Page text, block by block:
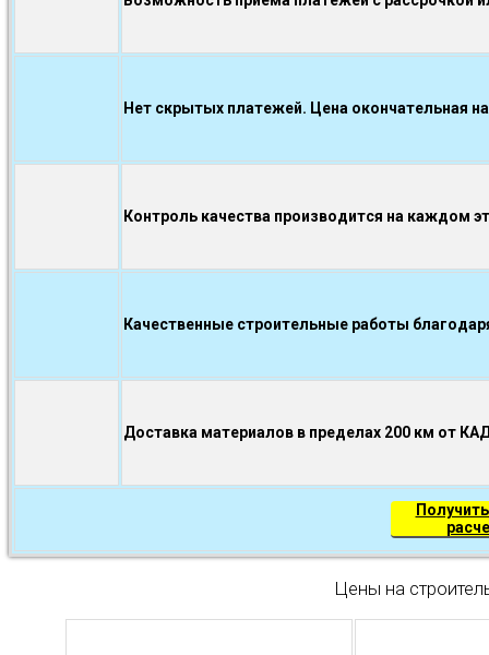
Нет скрытых платежей. Цена окончательная
Контроль качества производится на каждом
Качественные строительные работы
Доставка материалов в пределах 200 км от
Цены на